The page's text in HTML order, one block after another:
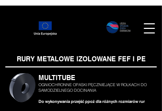
RURY METALOWE IZOLOWANE FEF I PE
MULTITUBE
OGNIOCHRONNE OPASKI PĘCZNIEJĄCE W ROLKACH DO
SAMODZIELNEGO DOCINANIA
Do wykonywania przejść ppoż dla różnych rozmiarów rur